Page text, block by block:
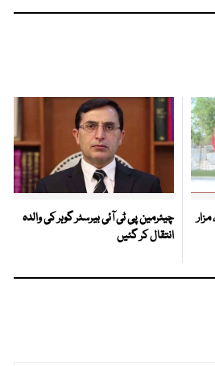
، مزار
چیئرمین پی ٹی آئی بیرسٹر گوہر کی والدہ
انتقال کر گئیں